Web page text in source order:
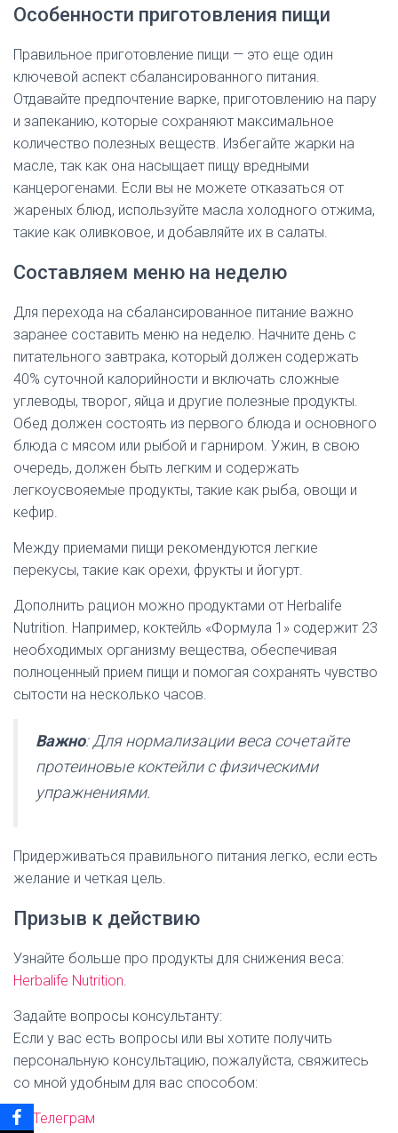
Особенности приготовления пищи
Правильное приготовление пищи — это еще один
ключевой аспект сбалансированного питания.
Отдавайте предпочтение варке, приготовлению на пару
и запеканию, которые сохраняют максимальное
количество полезных веществ. Избегайте жарки на
масле, так как она насыщает пищу вредными
канцерогенами. Если вы не можете отказаться от
жареных блюд, используйте масла холодного отжима,
такие как оливковое, и добавляйте их в салаты.
Составляем меню на неделю
Для перехода на сбалансированное питание важно
заранее составить меню на неделю. Начните день с
питательного завтрака, который должен содержать
40% суточной калорийности и включать сложные
углеводы, творог, яйца и другие полезные продукты.
Обед должен состоять из первого блюда и основного
блюда с мясом или рыбой и гарниром. Ужин, в свою
очередь, должен быть легким и содержать
легкоусвояемые продукты, такие как рыба, овощи и
кефир.
Между приемами пищи рекомендуются легкие
перекусы, такие как орехи, фрукты и йогурт.
Дополнить рацион можно продуктами от Herbalife
Nutrition. Например, коктейль «Формула 1» содержит 23
необходимых организму вещества, обеспечивая
полноценный прием пищи и помогая сохранять чувство
сытости на несколько часов.
Важно: Для нормализации веса сочетайте
протеиновые коктейли с физическими
упражнениями.
Придерживаться правильного питания легко, если есть
желание и четкая цель.
Призыв к действию
Узнайте больше про продукты для снижения веса:
Herbalife Nutrition.
Задайте вопросы консультанту:
Если у вас есть вопросы или вы хотите получить
персональную консультацию, пожалуйста, свяжитесь
со мной удобным для вас способом:
Телеграм